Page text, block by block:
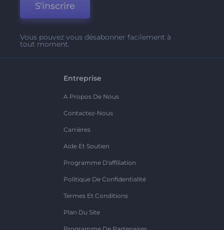
S'inscrire
Vous pouvez vous désabonner facilement à
tout moment.
Entreprise
A Propos De Nous
Contactez-Nous
Carrières
Aide Et Soutien
Programme D'affiliation
Politique De Confidentialité
Termes Et Conditions
Plan Du Site
Programme De Partenaires